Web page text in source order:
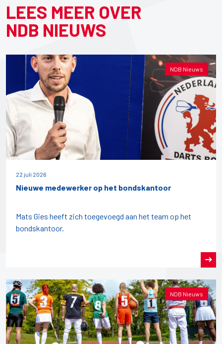
LEES MEER OVER
NDB NIEUWS
NDB Nieuws
22 juli 2026
Nieuwe medewerker op het bondskantoor
Mats Gies heeft zich toegevoegd aan het team op het
bondskantoor.
NDB Nieuws